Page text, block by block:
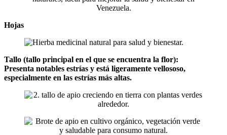
Hojas
Tallo (tallo principal en el que se encuentra la flor):
Presenta notables estrías y está ligeramente vellososo,
especialmente en las estrías más altas.